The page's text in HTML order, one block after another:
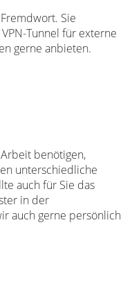
Sie
Tunnel für externe
gerne anbieten.
benötigen,
unterschiedliche
auch für Sie das
in der
auch gerne persönlich